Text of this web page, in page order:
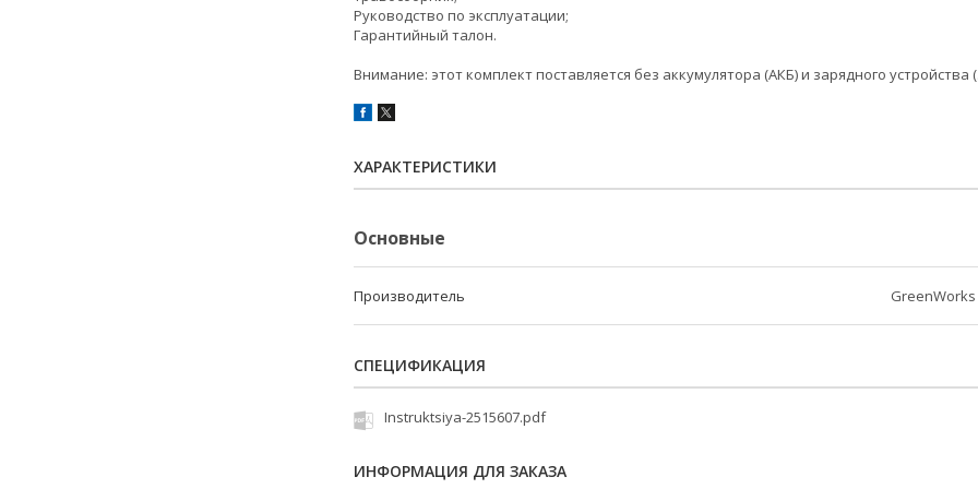
Руководство по эксплуатации;
Гарантийный талон.
Внимание: этот комплект поставляется без аккумулятора (АКБ) и зарядного устройства
ХАРАКТЕРИСТИКИ
Основные
Производитель GreenWorks
СПЕЦИФИКАЦИЯ
Instruktsiya-2515607.pdf
ИНФОРМАЦИЯ ДЛЯ ЗАКАЗА